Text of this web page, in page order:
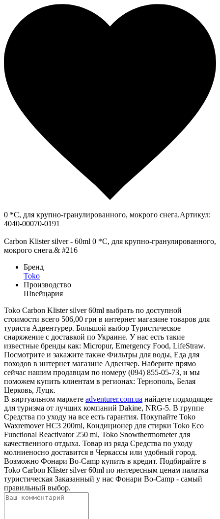
0 *С, для крупно-гранулированного, мокрого снега.Артикул:
4040-00070-0191
Carbon Klister silver - 60ml 0 *С, для крупно-гранулированного,
мокрого снега.& #216
Бренд
Toko
Производство
Швейцария
Toko Carbon Klister silver 60ml выбрать по доступной
стоимости всего 506,00 грн в интернет магазине товаров для
туриста Адвентурер. Большой выбор Туристическое
снаряжение с доставкой по Украине. У нас есть такие
известные бренды как: Micropur, Emergency Food, LifeStraw.
Посмотрите и закажите также Фильтры для воды, Еда для
походов в интернет магазине Адвенчер. Наберите прямо
сейчас нашим продавцам по номеру (094) 855-05-73, и мы
поможем купить клиентам в регионах: Тернополь, Белая
Церковь, Луцк.
В виртуальном маркете adventurer.com.ua найдете подходящее
для туризма от лучших компаний Dakine, NRG-5. В группе
Средства по уходу на все есть гарантия. Покупайте Toko
Waxremover HC3 200ml, Кондиционер для стирки Toko Eco
Functional Reactivator 250 ml, Toko Snowthermometer для
качественного отдыха. Товар из ряда Средства по уходу
молниеносно доставится в Черкассы или удобный город.
Возможно Фонари Bo-Camp купить в кредит. Подбирайте в
Toko Carbon Klister silver 60ml по интересным ценам палатка
туристическая Заказанный у нас Фонари Bo-Camp - самый
правильный выбор.